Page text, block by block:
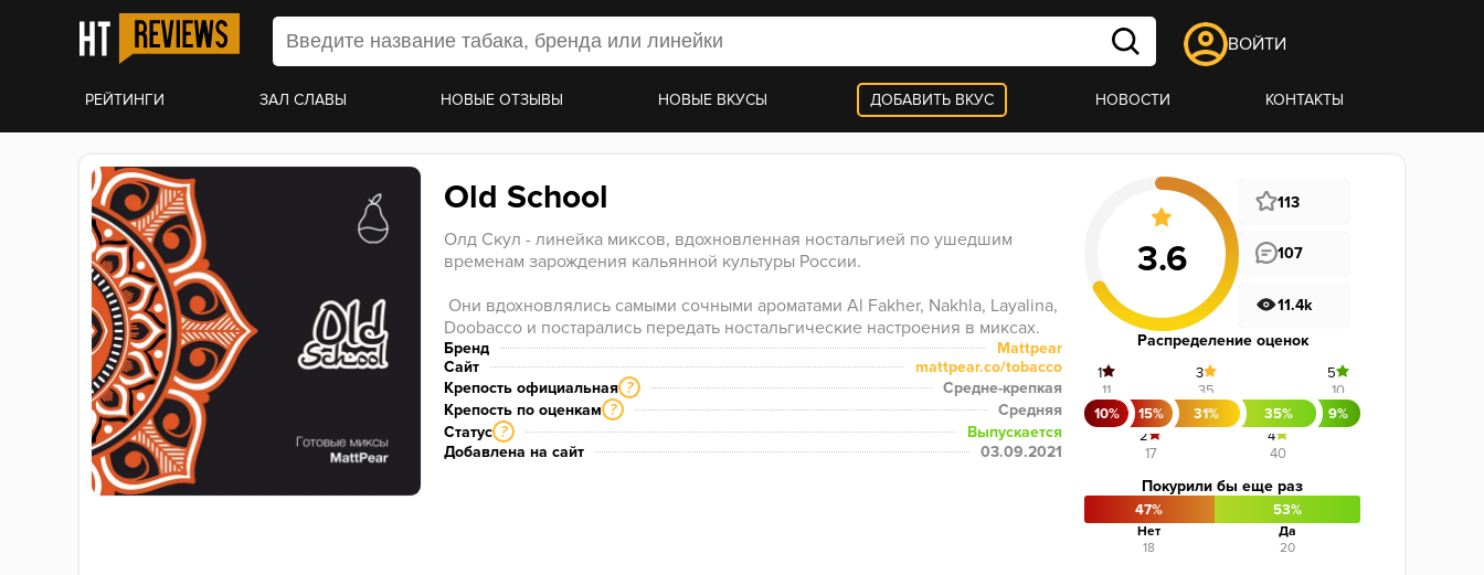
ВОЙТИ
РЕЙТИНГИ ЗАЛ СЛАВЫ НОВЫЕ ОТЗЫВЫ НОВЫЕ ВКУСЫ ДОБАВИТЬ ВКУС НОВОСТИ КОНТАКТЫ
Old School
Олд Скул - линейка миксов, вдохновленная ностальгией по ушедшим
временам зарождения кальянной культуры России.
Doobacco и постарались передать ностальгические настроения в миксах.
Бренд
Mattpear
Сайт
mattpear.co/tobacco
Крепость официальная ?
Средне-крепкая
Крепость по оценкам ?
Средняя
Статус ?
Выпускается
Добавлена на сайт
03.09.2021
113
107
11.4k
Распределение оценок
10%
1
11
15%
2
17
31%
3
35
35%
4
40
9%
5
10
Покурили бы еще раз
47%
Нет
18
53%
Да
20